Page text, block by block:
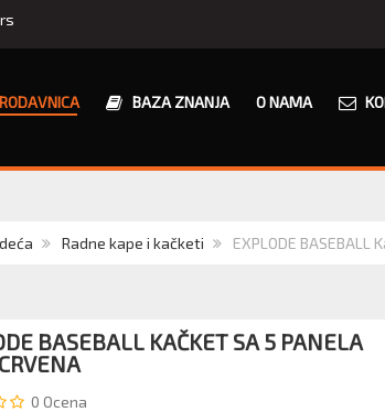
BAZA ZNANJA O NAMA
Radne kape i kačketi EXPLODE
BASEBALL KAČKET SA 5 PANELA
0 Ocena